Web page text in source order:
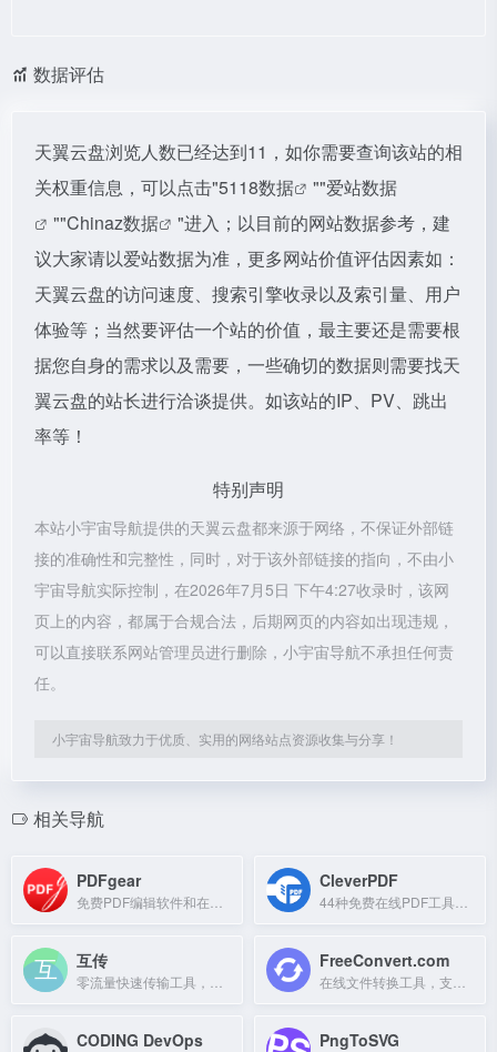
数据评估
天翼云盘浏览人数已经达到11，如你需要查询该站的相
关权重信息，可以点击"5118数据 ""爱站数据
""Chinaz数据
"进入；以目前的网站数据参考，建
议大家请以爱站数据为准，更多网站价值评估因素如：
天翼云盘的访问速度、搜索引擎收录以及索引量、用户
体验等；当然要评估一个站的价值，最主要还是需要根
据您自身的需求以及需要，一些确切的数据则需要找天
翼云盘的站长进行洽谈提供。如该站的IP、PV、跳出
率等！
特别声明
本站小宇宙导航提供的天翼云盘都来源于网络，不保证外部链
接的准确性和完整性，同时，对于该外部链接的指向，不由小
宇宙导航实际控制，在2026年7月5日 下午4:27收录时，该网
页上的内容，都属于合规合法，后期网页的内容如出现违规，
可以直接联系网站管理员进行删除，小宇宙导航不承担任何责
任。
小宇宙导航致力于优质、实用的网络站点资源收集与分享！
相关导航
PDFgear CleverPDF
互传 FreeConvert.com
CODING DevOps PngToSVG